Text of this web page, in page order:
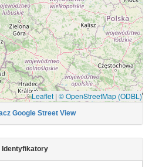
Leaflet | © OpenStreetMap (ODBL)
Google Street View
Identyfikatory